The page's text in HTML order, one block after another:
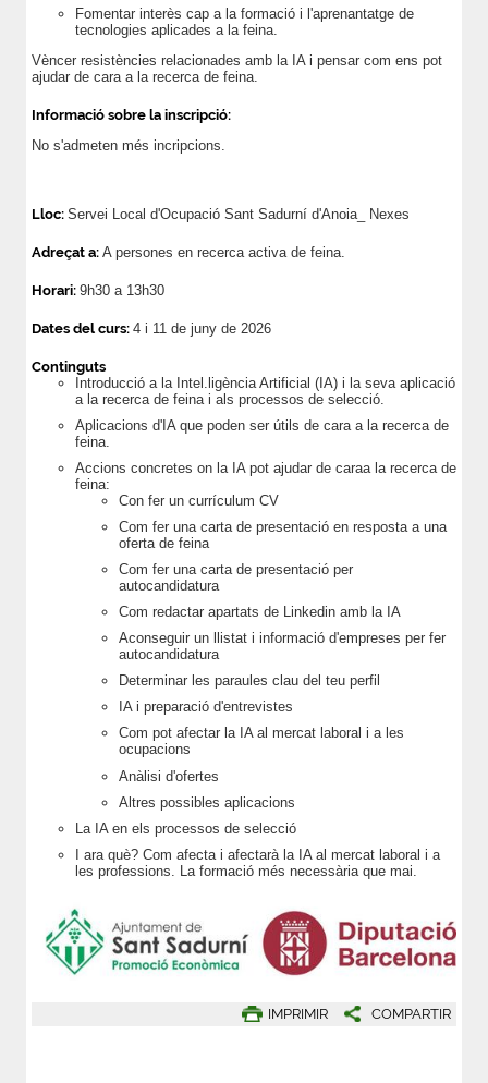
Fomentar interès cap a la formació i l'aprenantatge de
tecnologies aplicades a la feina.
Vèncer resistències relacionades amb la IA i pensar com ens pot
ajudar de cara a la recerca de feina.
Informació sobre la inscripció:
No s'admeten més incripcions.
Lloc: Servei Local d'Ocupació Sant Sadurní d'Anoia_ Nexes
Adreçat a: A persones en recerca activa de feina.
Horari: 9h30 a 13h30
Dates del curs: 4 i 11 de juny de 2026
Continguts
Introducció a la Intel.ligència Artificial (IA) i la seva aplicació
a la recerca de feina i als processos de selecció.
Aplicacions d'IA que poden ser útils de cara a la recerca de
feina.
Accions concretes on la IA pot ajudar de caraa la recerca de
feina:
Con fer un currículum CV
Com fer una carta de presentació en resposta a una
oferta de feina
Com fer una carta de presentació per
autocandidatura
Com redactar apartats de Linkedin amb la IA
Aconseguir un llistat i informació d'empreses per fer
autocandidatura
Determinar les paraules clau del teu perfil
IA i preparació d'entrevistes
Com pot afectar la IA al mercat laboral i a les
ocupacions
Anàlisi d'ofertes
Altres possibles aplicacions
La IA en els processos de selecció
I ara què? Com afecta i afectarà la IA al mercat laboral i a
les professions. La formació més necessària que mai.
IMPRIMIR COMPARTIR